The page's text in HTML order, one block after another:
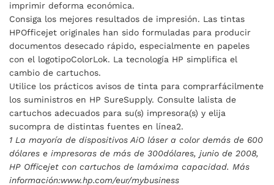
imprimir deforma económica.
Consiga los mejores resultados de impresión. Las tintas
HPOfficejet originales han sido formuladas para producir
documentos desecado rápido, especialmente en papeles
con el logotipoColorLok. La tecnología HP simplifica el
cambio de cartuchos.
Utilice los prácticos avisos de tinta para comprarfácilmente
los suministros en HP SureSupply. Consulte lalista de
cartuchos adecuados para su(s) impresora(s) y elija
sucompra de distintas fuentes en línea2.
1 La mayoría de dispositivos AiO láser a color demás de 600
dólares e impresoras de más de 300dólares, junio de 2008,
HP Officejet con cartuchos de lamáxima capacidad. Más
información:www.hp.com/eur/mybusiness